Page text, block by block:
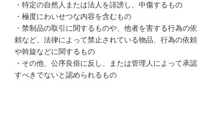
・特定の自然人または法人を誹謗し、中傷するもの
・極度にわいせつな内容を含むもの
・禁制品の取引に関するものや、他者を害する行為の依
頼など、法律によって禁止されている物品、行為の依頼
や斡旋などに関するもの
・その他、公序良俗に反し、または管理人によって承認
すべきでないと認められるもの